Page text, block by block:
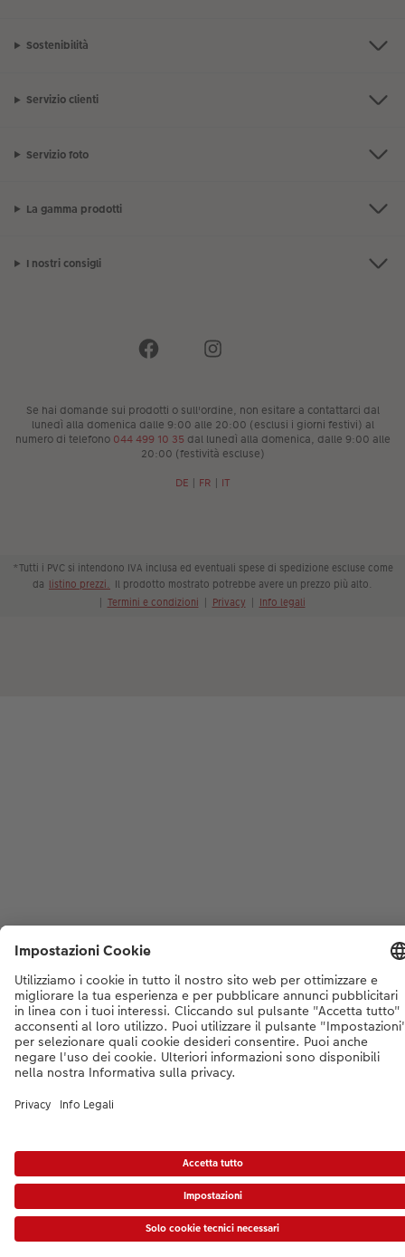
Sostenibilità
Servizio clienti
Servizio foto
La gamma prodotti
I nostri consigli
Se hai domande sui prodotti o sull'ordine, non esitare a contattarci dal
lunedì alla domenica dalle 9:00 alle 20:00 (esclusi i giorni festivi) al
numero di telefono 044 499 10 35 dal lunedì alla domenica, dalle 9:00 alle
20:00 (festività escluse)
DE | FR | IT
*Tutti i PVC si intendono IVA inclusa ed eventuali spese di spedizione escluse come
da listino prezzi. Il prodotto mostrato potrebbe avere un prezzo più alto.
| Termini e condizioni | Privacy | Info legali